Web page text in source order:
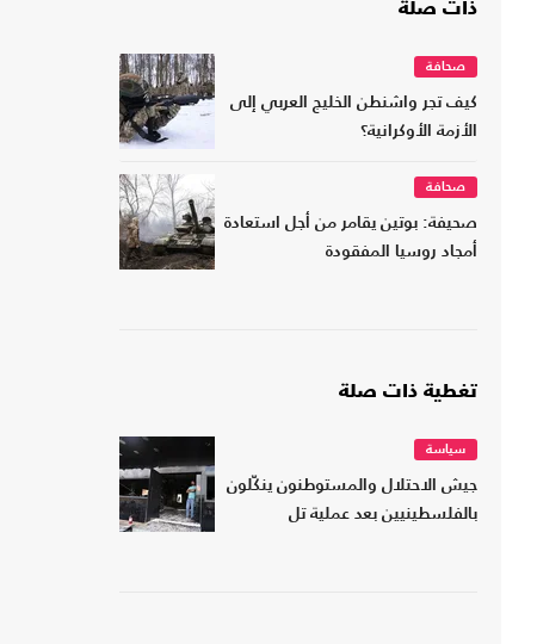
ذات صلة
صحافة
كيف تجر واشنطن الخليج العربي إلى
الأزمة الأوكرانية؟
صحافة
صحيفة: بوتين يقامر من أجل استعادة
أمجاد روسيا المفقودة
تغطية ذات صلة
سياسة
جيش الاحتلال والمستوطنون ينكّلون
بالفلسطينيين بعد عملية تل